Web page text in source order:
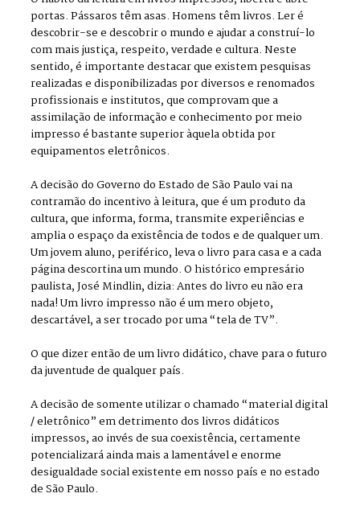
portas. Pássaros têm asas. Homens têm livros. Ler é
descobrir-se e descobrir o mundo e ajudar a construí-lo
com mais justiça, respeito, verdade e cultura. Neste
sentido, é importante destacar que existem pesquisas
realizadas e disponibilizadas por diversos e renomados
profissionais e institutos, que comprovam que a
assimilação de informação e conhecimento por meio
impresso é bastante superior àquela obtida por
equipamentos eletrônicos.
A decisão do Governo do Estado de São Paulo vai na
contramão do incentivo à leitura, que é um produto da
cultura, que informa, forma, transmite experiências e
amplia o espaço da existência de todos e de qualquer um.
Um jovem aluno, periférico, leva o livro para casa e a cada
página descortina um mundo. O histórico empresário
paulista, José Mindlin, dizia: Antes do livro eu não era
nada! Um livro impresso não é um mero objeto,
descartável, a ser trocado por uma “tela de TV”.
O que dizer então de um livro didático, chave para o futuro
da juventude de qualquer país.
A decisão de somente utilizar o chamado “material digital
/ eletrônico” em detrimento dos livros didáticos
impressos, ao invés de sua coexistência, certamente
potencializará ainda mais a lamentável e enorme
desigualdade social existente em nosso país e no estado
de São Paulo.